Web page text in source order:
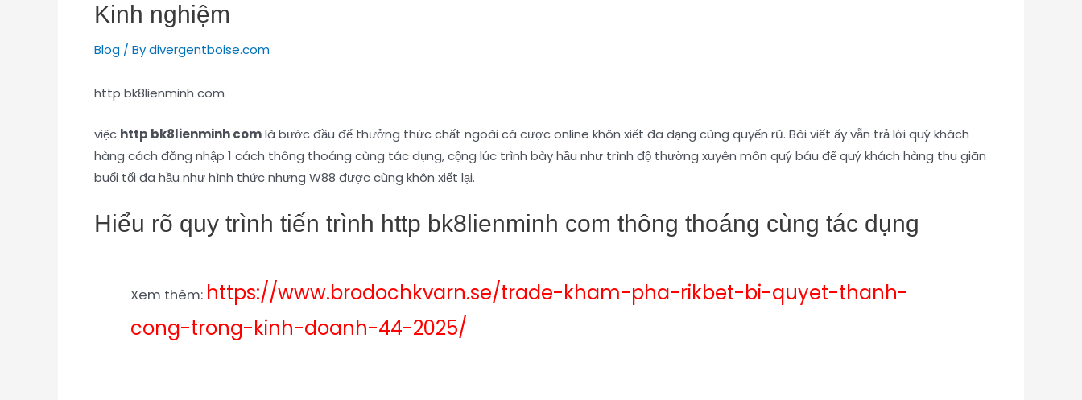
Kinh nghiệm
Blog / Bydivergentboise.com
http bk8lienminh com
việc http bk8lienminh comlà bước đầu để thưởng thức chất ngoài cá cược online khôn xiết đa dạng cùng quyến rũ. Bài viết ấy vẫn trả lời quý khách
hàng cách đăng nhập 1 cách thông thoáng cùng tác dụng, cộng lúc trình bày hầu như trình độ thường xuyên môn quý báu để quý khách hàng thu giãn
buổi tối đa hầu như hình thức nhưng W88 được cùng khôn xiết lại.
Hiểu rõ quy trình tiến trình http bk8lienminh com thông thoáng cùng tác dụng
Xem thêm: https://www.brodochkvarn.se/trade-kham-pha-rikbet-bi-quyet-thanh-
cong-trong-kinh-doanh-44-2025/